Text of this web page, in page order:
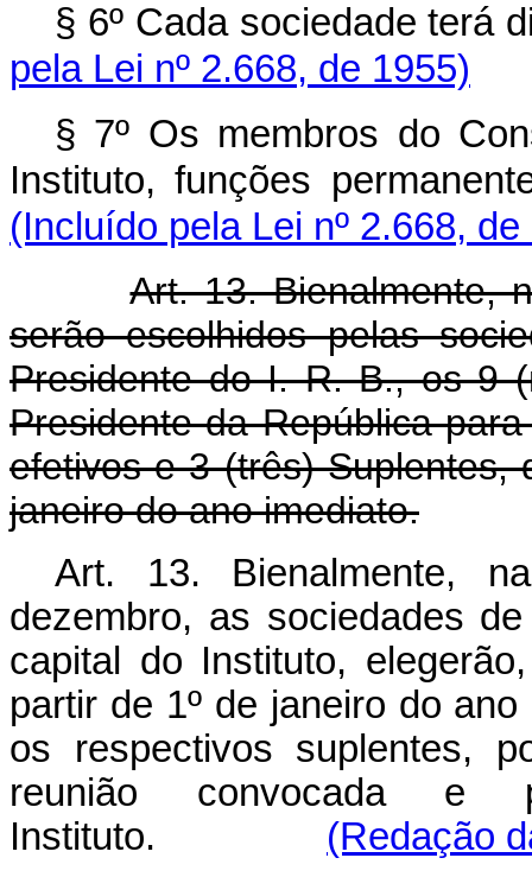
§ 6º Cada
pela Lei nº 2.668, de 1955)
§ 7º Os membros do
Instituto, funções
(Incluído pela Lei nº 2.668, de
Art. 13. Bienalmente,
serão escolhidos pelas
Presidente do I. R. B., os 9
Presidente da República
efetivos e 3 (três)
janeiro do ano imediato.
Art. 13. Bienalmente,
dezembro, as sociedades
capital do Instituto,
partir de 1º de janeiro do
os respectivos suplentes,
reunião convocada e
Instituto. (Redação